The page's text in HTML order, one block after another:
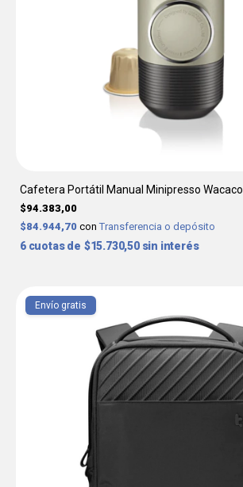
Cafetera Portátil Manual Minipresso Wacaco
$94.383,00
$84.944,70 con Transferencia o depósito
6 $15.730,50 sin interés
Envío gratis